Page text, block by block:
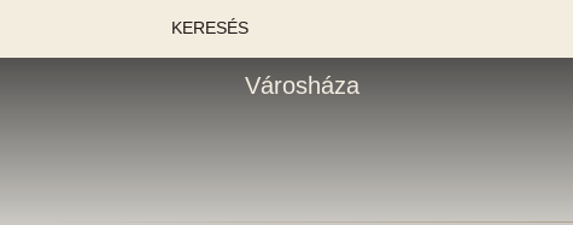
KERESÉS
Városháza